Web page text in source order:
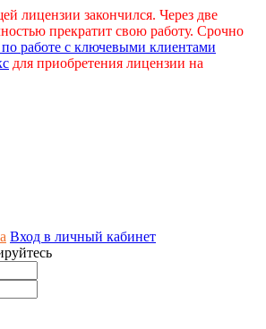
лицензии закончился. Через две
прекратит свою работу. Срочно
работе с ключевыми клиентами
для приобретения лицензии на
Вход в личный кабинет